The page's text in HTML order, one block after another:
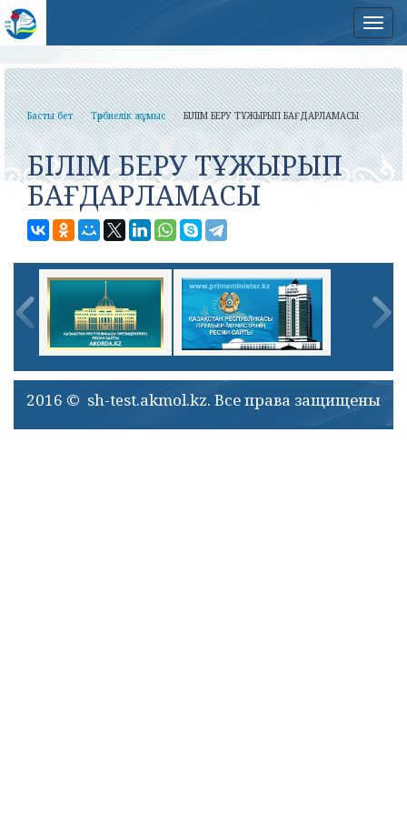
Басты бет Тәрбиелік жұмыс БІЛІМ БЕРУ ТҰЖЫРЫП БАҒДАРЛАМАСЫ
БІЛІМ БЕРУ ТҰЖЫРЫП
БАҒДАРЛАМАСЫ
2016 © sh-test.akmol.kz. Все права защищены